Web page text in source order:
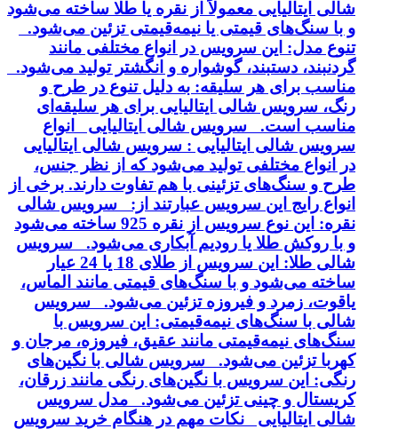
شالی ایتالیایی معمولاً از نقره یا طلا ساخته می‌شود
و با سنگ‌های قیمتی یا نیمه‌قیمتی تزئین می‌شود.
تنوع مدل: این سرویس در انواع مختلفی مانند
گردنبند، دستبند، گوشواره و انگشتر تولید می‌شود.
مناسب برای هر سلیقه: به دلیل تنوع در طرح و
رنگ، سرویس شالی ایتالیایی برای هر سلیقه‌ای
مناسب است. سرویس شالی ایتالیایی انواع
سرویس شالی ایتالیایی : سرویس شالی ایتالیایی
در انواع مختلفی تولید می‌شود که از نظر جنس،
طرح و سنگ‌های تزئینی با هم تفاوت دارند. برخی از
انواع رایج این سرویس عبارتند از: سرویس شالی
نقره: این نوع سرویس از نقره 925 ساخته می‌شود
و با روکش طلا یا رودیم آبکاری می‌شود. سرویس
شالی طلا: این سرویس از طلای 18 یا 24 عیار
ساخته می‌شود و با سنگ‌های قیمتی مانند الماس،
یاقوت، زمرد و فیروزه تزئین می‌شود. سرویس
شالی با سنگ‌های نیمه‌قیمتی: این سرویس با
سنگ‌های نیمه‌قیمتی مانند عقیق، فیروزه، مرجان و
کهربا تزئین می‌شود. سرویس شالی با نگین‌های
رنگی: این سرویس با نگین‌های رنگی مانند زرقان،
کریستال و چینی تزئین می‌شود. مدل سرویس
شالی ایتالیایی نکات مهم در هنگام خرید سرویس